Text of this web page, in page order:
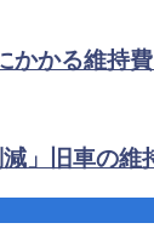
かかる維持
減」旧車の維